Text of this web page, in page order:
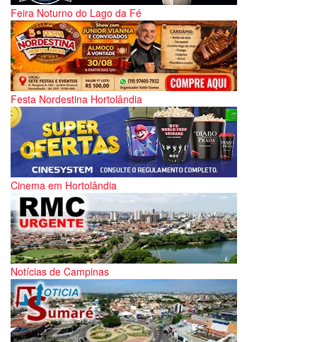
Feira Noturno do Lago da Fé
Festa Nordestina Hortolândia
Cinema em Hortolândia
Notícias de Campinas